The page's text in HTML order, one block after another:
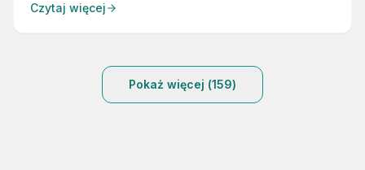
Zawierciański Uniwersytet Trzeciego Wieku w ramach
Czytaj więcej
Pokaż więcej (159)